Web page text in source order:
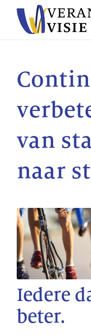
van
naar
Iedere
beter.